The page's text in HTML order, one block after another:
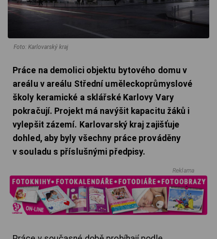
Foto: Karlovarský kraj
Práce na demolici objektu bytového domu v
areálu v areálu Střední uměleckoprůmyslové
školy keramické a sklářské Karlovy Vary
pokračují. Projekt má navýšit kapacitu žáků i
vylepšit zázemí. Karlovarský kraj zajišťuje
dohled, aby byly všechny práce prováděny
v souladu s příslušnými předpisy.
Reklama